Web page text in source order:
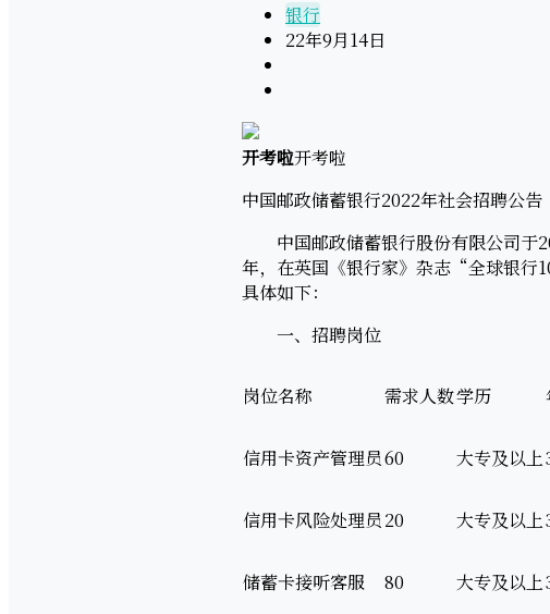
银行
22年9月14日
开考啦开考啦
中国邮政储蓄银行2022年社会招聘公告
中国邮政储蓄银行股份有限公司于
年，在英国《银行家》杂志“全球银行
具体如下：
一、招聘岗位
岗位名称 需求人数学历
信用卡资产管理员60 大专及以上
信用卡风险处理员20 大专及以上
储蓄卡接听客服 80 大专及以上